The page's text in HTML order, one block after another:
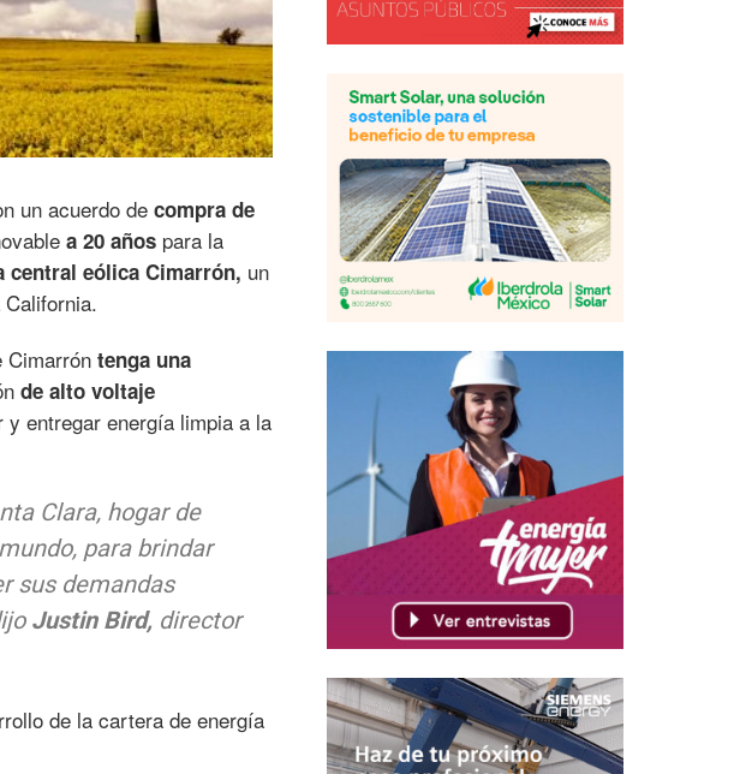
un acuerdo de compra de
a 20 años para la
central eólica Cimarrón, un
Cimarrón tenga una
de alto voltaje
entregar energía limpia a la
Clara, hogar de
para brindar
sus demandas
Justin Bird, director
de la cartera de energía